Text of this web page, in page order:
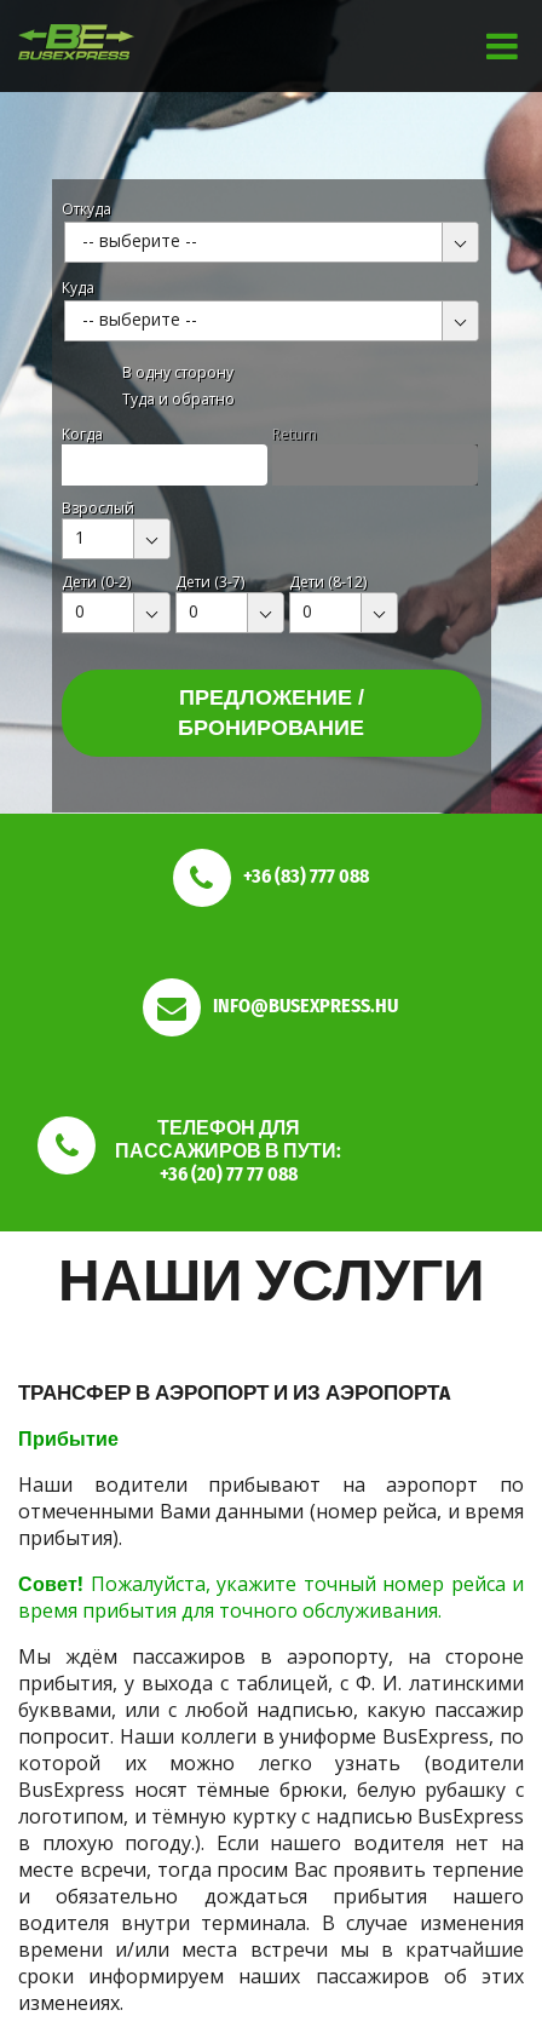
Откуда
-- выберите --
Куда
-- выберите --
В одну сторону
Туда и обратно
Kогда
Return
Взрослый
1
Дети (0-2)
0
Дети (3-7)
0
Дети (8-12)
0
ПРЕДЛОЖЕНИЕ /
БРОНИРОВАНИЕ
+36 (83) 777 088
INFO@BUSEXPRESS.HU
ТЕЛЕФОН ДЛЯ
ПАССАЖИРОВ В ПУТИ:
+36 (20) 77 77 088
НАШИ УСЛУГИ
ТРАНСФЕР В АЭРОПОРТ И ИЗ АЭРОПОРТA
Прибытие
Наши водители прибывают на аэропорт по
отмеченными Вами данными (номер рейса, и время
прибытия).
Совет! Пожалуйста, укажите точный номер рейса и
время прибытия для точного обслуживания.
Мы ждём пассажиров в аэропорту, на стороне
прибытия, у выхода с таблицей, с Ф. И. латинскими
букввами, или с любой надписью, какую пассажир
попросит. Наши коллеги в униформе BusExpress, по
которой их можно легко узнать (водители
BusExpress носят тёмные брюки, белую рубашку с
логотипом, и тёмную куртку с надписью BusExpress
в плохую погоду.). Если нашего водителя нет на
месте всречи, тогда просим Вас проявить терпение
и обязательно дождаться прибытия нашего
водителя внутри терминала. В случае изменения
времени и/или места встречи мы в кратчайшие
сроки информируем наших пассажиров об этих
изменеиях.